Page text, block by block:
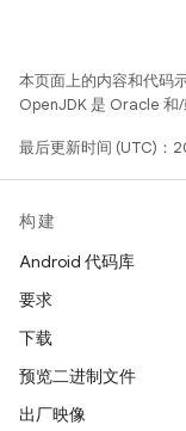
本页面上的内容和代码
OpenJDK 是 Oracle 和/
最后更新时间 (UTC)：
构建
Android 代码库
要求
下载
预览二进制文件
出厂映像